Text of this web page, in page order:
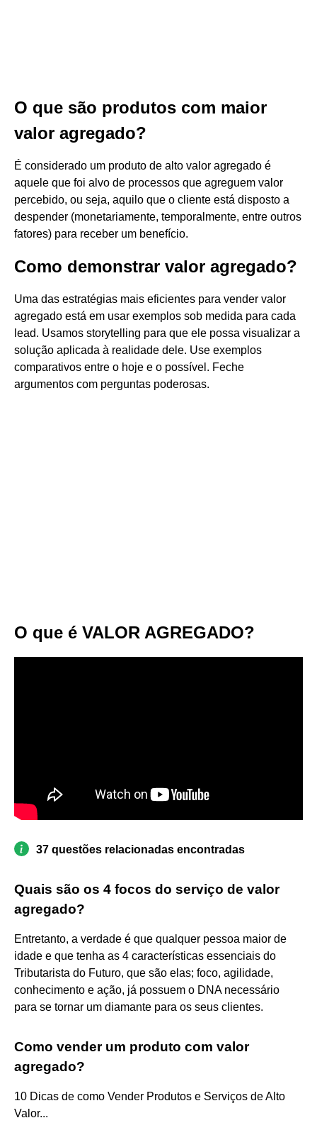
O que são produtos com maior
valor agregado?
É considerado um produto de alto valor agregado é
aquele que foi alvo de processos que agreguem valor
percebido, ou seja, aquilo que o cliente está disposto a
despender (monetariamente, temporalmente, entre outros
fatores) para receber um benefício.
Como demonstrar valor agregado?
Uma das estratégias mais eficientes para vender valor
agregado está em usar exemplos sob medida para cada
lead. Usamos storytelling para que ele possa visualizar a
solução aplicada à realidade dele. Use exemplos
comparativos entre o hoje e o possível. Feche
argumentos com perguntas poderosas.
O que é VALOR AGREGADO?
37 questões relacionadas encontradas
Quais são os 4 focos do serviço de valor
agregado?
Entretanto, a verdade é que qualquer pessoa maior de
idade e que tenha as 4 características essenciais do
Tributarista do Futuro, que são elas; foco, agilidade,
conhecimento e ação, já possuem o DNA necessário
para se tornar um diamante para os seus clientes.
Como vender um produto com valor
agregado?
10 Dicas de como Vender Produtos e Serviços de Alto
Valor...